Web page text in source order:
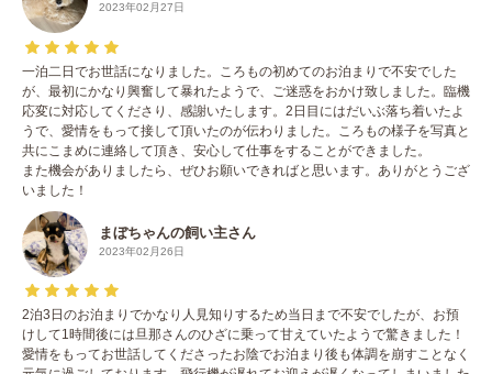
2023年02月27日
一泊二日でお世話になりました。ころもの初めてのお泊まりで不安でした
が、最初にかなり興奮して暴れたようで、ご迷惑をおかけ致しました。臨機
応変に対応してくださり、感謝いたします。2日目にはだいぶ落ち着いたよ
うで、愛情をもって接して頂いたのが伝わりました。ころもの様子を写真と
共にこまめに連絡して頂き、安心して仕事をすることができました。
また機会がありましたら、ぜひお願いできればと思います。ありがとうござ
いました！
まぼちゃんの飼い主さん
2023年02月26日
2泊3日のお泊まりでかなり人見知りするため当日まで不安でしたが、お預
けして1時間後には旦那さんのひざに乗って甘えていたようで驚きました！
愛情をもってお世話してくださったお陰でお泊まり後も体調を崩すことなく